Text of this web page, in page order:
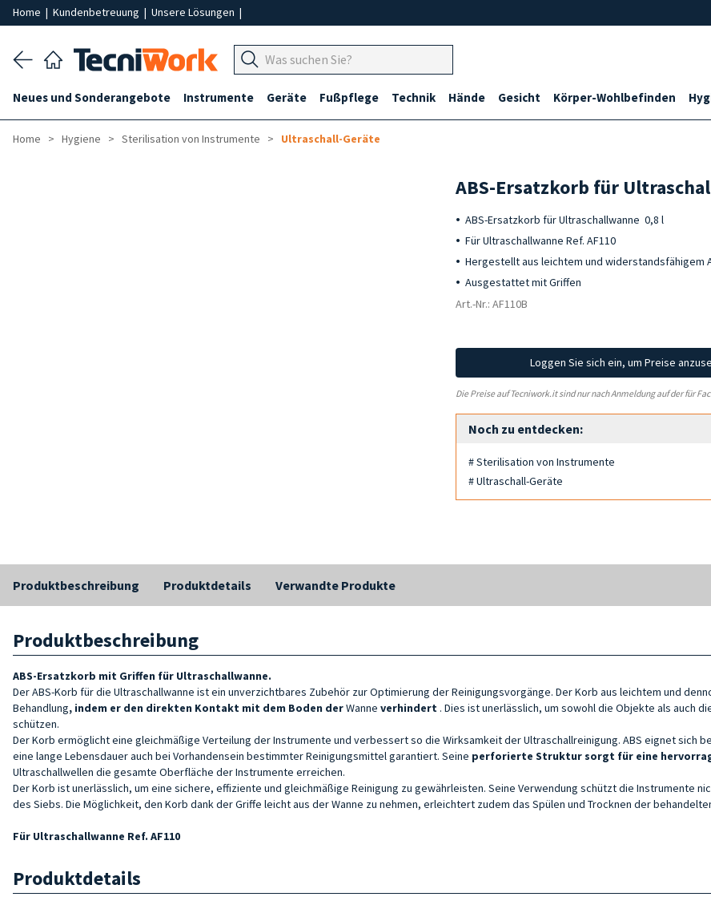
Home | Kundenbetreuung | Unsere Lösungen |
Neues und Sonderangebote Instrumente Geräte Fußpflege Technik Hände Gesicht Körper-Wohlbefinden
Home Hygiene Sterilisation von Instrumente Ultraschall-Geräte
ABS-Ersatzkorb für
ABS-Ersatzkorb für Ultraschallwanne 0,8 l
Für Ultraschallwanne Ref. AF110
Hergestellt aus leichtem und widerstandsfähigem
Ausgestattet mit Griffen
Art.-Nr.: AF110B
Loggen Sie sich ein, um Preise
Die Preise auf Tecniwork.it sind nur nach Anmeldung auf der für
Noch zu entdecken:
# Sterilisation von Instrumente
# Ultraschall-Geräte
Produktbeschreibung Produktdetails Verwandte Produkte
Produktbeschreibung
ABS-Ersatzkorb mit Griffen für Ultraschallwanne.
Der ABS-Korb für die Ultraschallwanne ist ein unverzichtbares Zubehör zur Optimierung der Reinigungsvorgänge. Der Korb aus leichtem und
Behandlung, indem er den direkten Kontakt mit dem Boden derWanne verhindert . Dies ist unerlässlich, um sowohl die Objekte als auch
schützen.
Der Korb ermöglicht eine gleichmäßige Verteilung der Instrumente und verbessert so die Wirksamkeit der Ultraschallreinigung. ABS eignet sich
eine lange Lebensdauer auch bei Vorhandensein bestimmter Reinigungsmittel garantiert. Seine perforierte Struktur sorgt für eine
Ultraschallwellen die gesamte Oberfläche der Instrumente erreichen.
Der Korb ist unerlässlich, um eine sichere, effiziente und gleichmäßige Reinigung zu gewährleisten. Seine Verwendung schützt die Instrumente
des Siebs. Die Möglichkeit, den Korb dank der Griffe leicht aus der Wanne zu nehmen, erleichtert zudem das Spülen und Trocknen der
Für Ultraschallwanne Ref. AF110
Produktdetails